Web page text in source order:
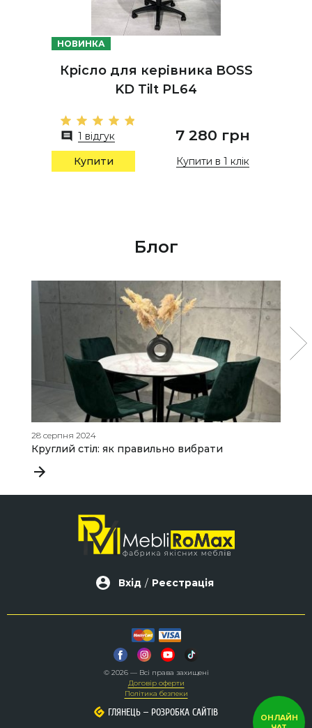
НОВИНКА
Крісло для керівника BOSS
KD Tilt PL64
1 відгук 7 280 грн
Купити Купити в 1 клік
Блог
28 серпня 2024
Круглий стіл: як правильно вибрати
Вхід / Реєстрація
© 2026 — Всі права захищені
Договір оферти
Політика безпеки
ГЛЯНЕЦЬ – РОЗРОБКА САЙТІВ
ГЛЯНЕЦЬ – РОЗРОБКА САЙТІВ
ОНЛАЙН